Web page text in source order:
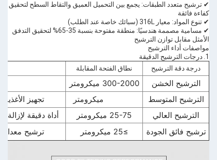
✔ ترشيح متعدد الطبقات: يجمع بين التحميل العميق والتقاط السطح لتحقيق
كفاءة فائقة
✔ تنوع المواد: معيار 316L (سبائك خاصة عند الطلب)
✔ مسامية مصممة هندسيًا: منطقة مفتوحة بنسبة 35-65% لتحقيق التدفق
الأمثل مقابل توازن الترشيح
مواصفات أداء الترشيح
1. درجات الترشيح الدقيقة
درجة دقة الترشيح
نطاق الفتحة المقابلة
الترشيح الخشن
300-2000 ميكرومتر
الترشيح المتوسط
تجهيز
الترشيح العالي
25-75 ميكرومتر
أداة دقيقة لإزالة
ترشيح فائق الجودة
≥25 ميكرومتر ترشيح معدات